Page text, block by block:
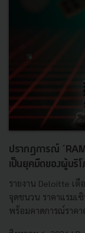
ปรากฏการณ์
เป็นยุคมืดของผู้บริโ
รายงาน Deloitte เ
จุดชนวน ราคาแรมเ
พร้อมคาดการณ์ราค